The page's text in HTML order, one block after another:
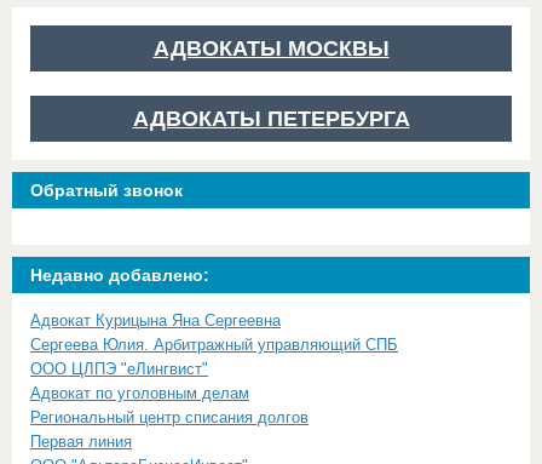
АДВОКАТЫ МОСКВЫ
АДВОКАТЫ ПЕТЕРБУРГА
Обратный звонок
Недавно добавлено:
Адвокат Курицына Яна Сергеевна
Сергеева Юлия. Арбитражный управляющий СПБ
ООО ЦЛПЭ "еЛингвист"
Адвокат по уголовным делам
Региональный центр списания долгов
Первая линия